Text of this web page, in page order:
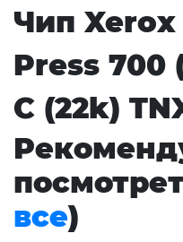
Чип
Press 700
C (22k)
все)